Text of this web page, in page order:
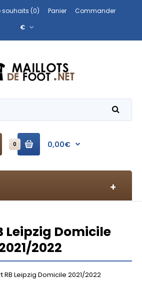
souhaits (0) Panier
Commander
€
0 0,00€
Leipzig Domicile
2022
RB Leipzig Domicile 2021/2022